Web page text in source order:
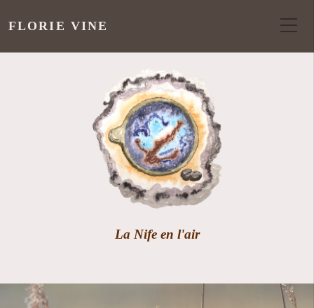
FLORIE VINE
La Nife en l'air